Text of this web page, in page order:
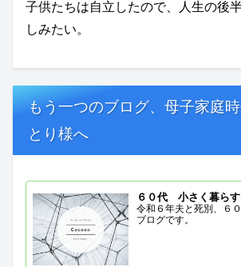
子供たちは自立したので、人生の後
しみたい。
もう一つのブログ、母子家庭
とり様へ
６０代 小さく暮らす
令和６年夫と死別、６
ブログです。